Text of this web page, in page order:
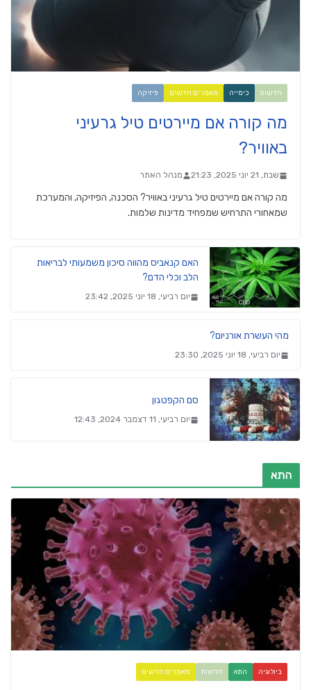
חדשות כימייה מאמרים חדשים פיזיקה
מה קורה אם מיירטים טיל גרעיני
באוויר?
שבת, 21 יוני 2025, 21:23 מנהל האתר
מה קורה אם מיירטים טיל גרעיני באוויר? הסכנה, הפיזיקה, והמערכת
שמאחורי התרחיש שמפחיד מדינות שלמות.
האם קנאביס מהווה סיכון משמעותי לבריאות
הלב וכלי הדם?
יום רביעי, 18 יוני 2025, 23:42
מהי העשרת אורניום?
יום רביעי, 18 יוני 2025, 23:30
סם הקפטגון
יום רביעי, 11 דצמבר 2024, 12:43
התא
ביולוגיה התא חדשות מאמרים חדשים